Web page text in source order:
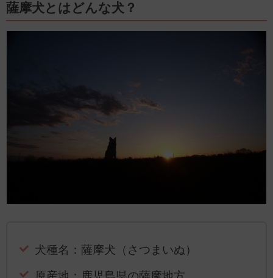
薩摩犬とはどんな犬？
犬種名：薩摩犬（さつまいぬ）